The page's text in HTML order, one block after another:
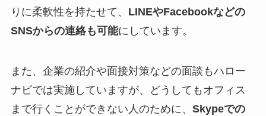
りに柔軟性を持たせて、 LINEやFacebookなどの
SNSからの連絡も可能にしています。
また、企業の紹介や面接対策などの面談もハロー
ナビでは実施していますが、どうしてもオフィス
まで行くことができない人のために、 Skypeでの